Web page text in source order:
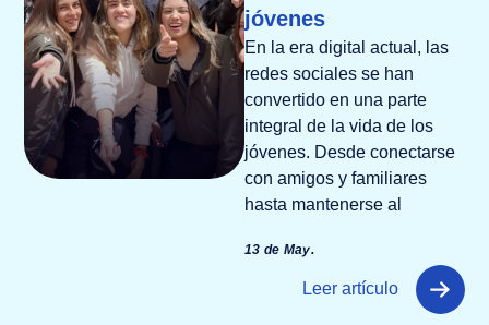
jóvenes
En la era digital actual, las
redes sociales se han
convertido en una parte
integral de la vida de los
jóvenes. Desde conectarse
con amigos y familiares
hasta mantenerse al
13 de May.
Leer artículo